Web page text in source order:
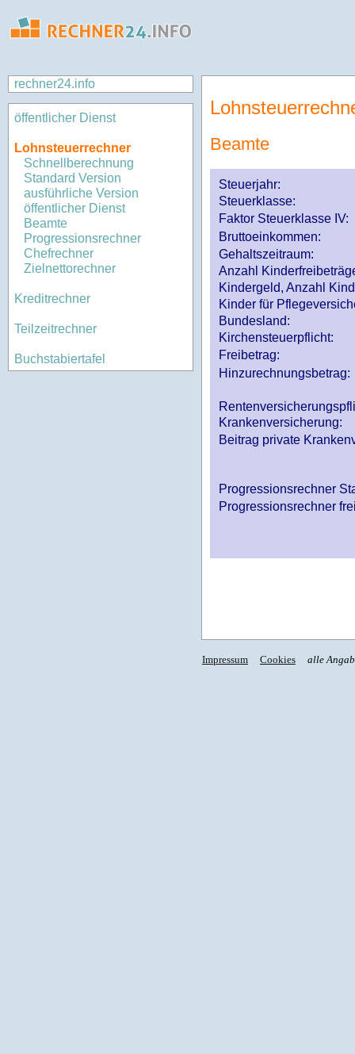
rechner24.info
öffentlicher Dienst
Lohnsteuerrechner
Schnellberechnung
Standard Version
ausführliche Version
öffentlicher Dienst
Beamte
Progressionsrechner
Chefrechner
Zielnettorechner
Kreditrechner
Teilzeitrechner
Buchstabiertafel
Beamte
Steuerjahr:
Steuerklasse:
Faktor Steuerklasse IV:
Bruttoeinkommen:
Gehaltszeitraum:
Anzahl
Kindergeld, Anzahl
Kinder für
Bundesland:
Kirchensteuerpflicht:
Freibetrag:
Hinzurechnungsbetrag:
Krankenversicherung:
Beitrag private
Progressionsrechner
Progressionsrechner
Impressum Cookies alle